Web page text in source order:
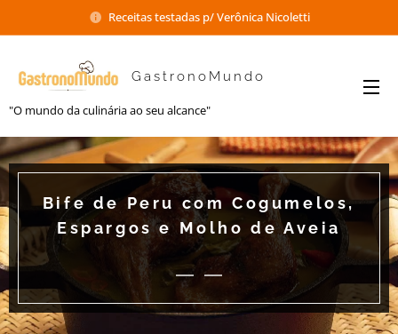
Receitas testadas p/ Verônica Nicoletti
GastronoMundo
"O mundo da culinária ao seu alcance"
Bife de Peru com Cogumelos,
Espargos e Molho de Aveia